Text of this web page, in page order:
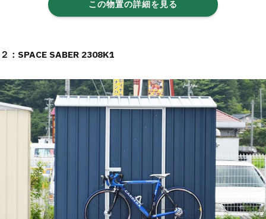
この物置の詳細を見る
２：SPACE SABER 2308K1